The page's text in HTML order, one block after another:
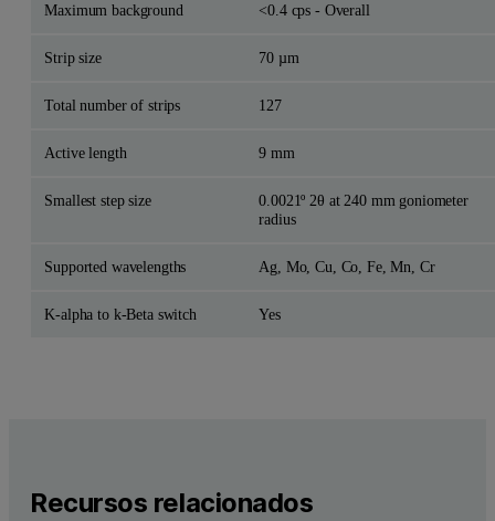
Maximum background <0.4 cps - Overall
Strip size 70 µm
Total number of strips 127
Active length 9 mm
Smallest step size
0.0021º 2θ at 240 mm goniometer
radius
Supported wavelengths Ag, Mo, Cu, Co, Fe, Mn, Cr
K-alpha to k-Beta switch Yes
Recursos relacionados